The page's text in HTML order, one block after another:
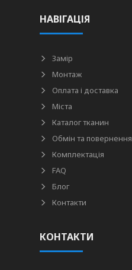
НАВІГАЦІЯ
Замір
Монтаж
Оплата і доставка
Міста
Каталог тканин
Обмін та повернення
Комплектація
FAQ
Блог
Контакти
КОНТАКТИ